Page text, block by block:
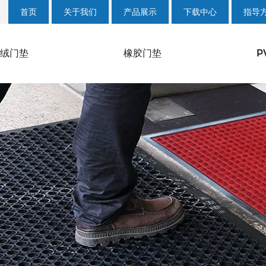
首页 关于我们 产品展示 下载中心 指导
门垫 橡胶门垫